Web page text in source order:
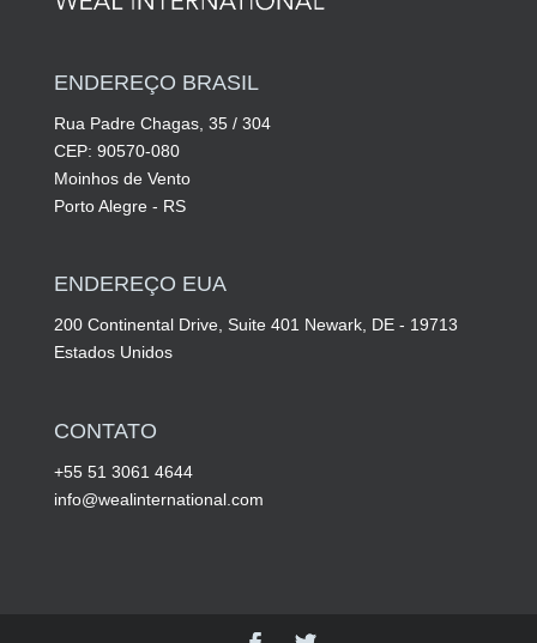
ENDEREÇO BRASIL
Rua Padre Chagas, 35 / 304
CEP: 90570-080
Moinhos de Vento
Porto Alegre - RS
ENDEREÇO EUA
200 Continental Drive, Suite 401 Newark, DE - 19713
Estados Unidos
CONTATO
+55 51 3061 4644
info@wealinternational.com